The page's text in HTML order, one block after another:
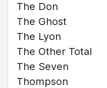
The Don
The Ghost
The Lyon
The Other Total
The Seven
Thompson